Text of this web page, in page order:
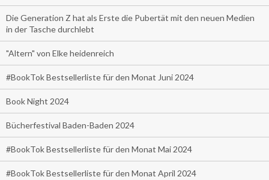
Die Generation Z hat als Erste die Pubertät mit den neuen Medien
in der Tasche durchlebt
"Altern" von Elke heidenreich
#BookTok Bestsellerliste für den Monat Juni 2024
Book Night 2024
Bücherfestival Baden-Baden 2024
#BookTok Bestsellerliste für den Monat Mai 2024
#BookTok Bestsellerliste für den Monat April 2024